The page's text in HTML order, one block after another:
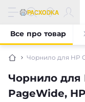
Чорнило для HP
Чорнило для
PageWide,
Все про товар